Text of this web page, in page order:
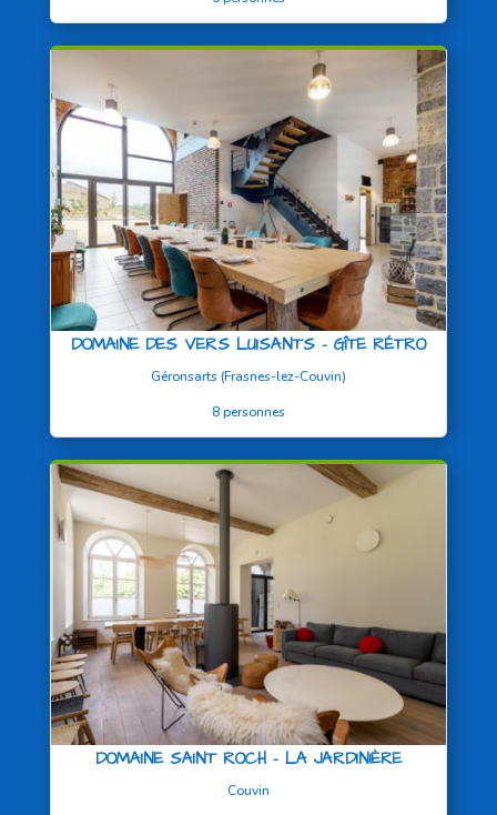
DOMAINE DES VERS LUISANTS – GÎTE RÉTRO
Géronsarts (Frasnes-lez-Couvin)
8 personnes
DOMAINE SAINT ROCH – LA JARDINIÈRE
Couvin